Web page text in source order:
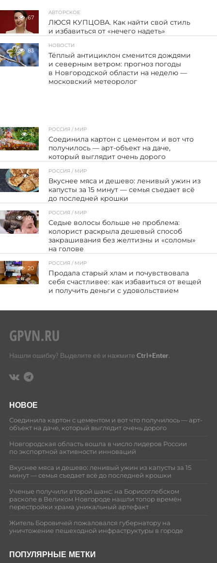
67
АВТОРСКОЕ
ЛЮСЯ КУПЦОВА. Как найти свой стиль
и избавиться от «нечего надеть»
83
НОВОСТИ
Тёплый антициклон сменится дождями
и северным ветром: прогноз погоды
в Новгородской области на неделю —
московский метеоролог
6
РОССИЯ / МИР
Соединила картон с цементом и вот что
получилось — арт-объект на даче,
который выглядит очень дорого
7
РОССИЯ / МИР
Вкуснее мяса и дешево: ленивый ужин из
капусты за 15 минут — семья съедает всё
до последней крошки
107
РОССИЯ / МИР
Седые волосы больше не проблема:
колорист раскрыла дешевый способ
закрашивания без желтизны и «соломы»
на голове
20
РОССИЯ / МИР
Продала старый хлам и почувствовала
себя счастливее: как избавиться от вещей
и получить деньги с удовольствием
Нашли ошибку? Выделите её и нажмите Ctrl+Enter.
НОВОЕ
Соединила картон с цементом и вот что получилось — арт-
объект на даче, который выглядит очень дорого
Новгородская область вошла в число лидеров России
по экспортной активности инноваций
Вкуснее мяса и дешево: ленивый ужин из капусты за 15
минут — семья съедает всё до последней крошки
Ученые получили второй шанс: на Борисоглебском
раскопе в Великом Новгороде нашли топор времён
перестройки храма уникальный артефакт
Житель Боровичей пожаловался губернатору на
уничтожение пешеходной инфраструктуры в городе
ПОПУЛЯРНЫЕ МЕТКИ